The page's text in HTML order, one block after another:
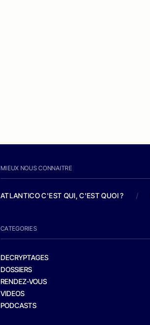
MIEUX NOUS CONNAITRE
ATLANTICO C'EST QUI, C'EST QUOI ? /
CATEGORIES
DECRYPTAGES
DOSSIERS
RENDEZ-VOUS
VIDEOS
PODCASTS